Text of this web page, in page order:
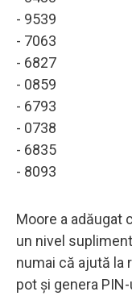
- 9539
- 7063
- 6827
- 0859
- 6793
- 0738
- 6835
- 8093
Moore a adăugat
un nivel
numai că ajută la
pot și genera